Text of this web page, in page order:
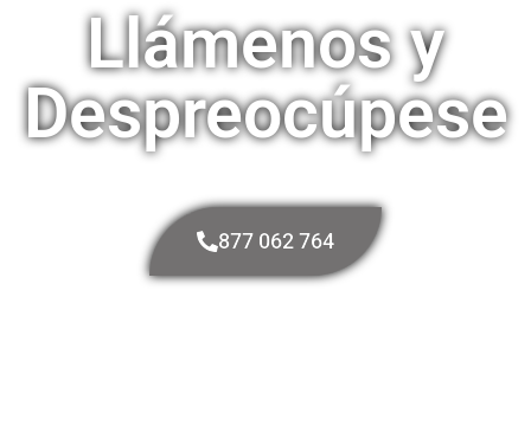
Llámenos y
Despreocúpese
877 062 764